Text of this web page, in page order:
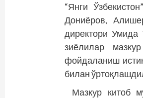
“Янги
Дониёров,
директори
зиёлилар
фойдаланиш
билан
Мазкур китоб